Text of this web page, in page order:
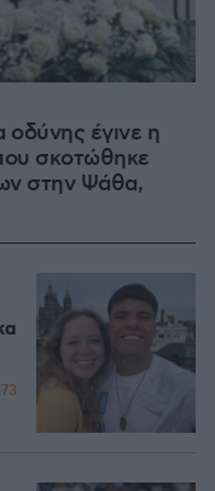
οδύνης έγινε η
σκοτώθηκε
στην Ψάθα,